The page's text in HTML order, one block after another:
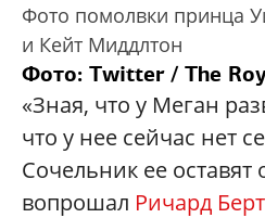
Фото помолвки принца
и Кейт Миддлтон
Фото: Twitter / The
«Зная, что у Меган
что у нее сейчас нет
Сочельник ее оставят
вопрошал Ричард